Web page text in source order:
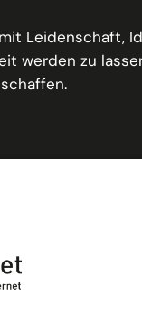
Leidenschaft,
werden zu